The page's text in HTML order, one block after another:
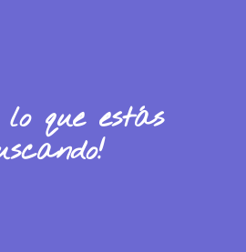
lo que estás